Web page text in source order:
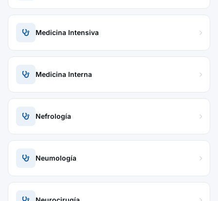
Medicina Intensiva
Medicina Interna
Nefrología
Neumología